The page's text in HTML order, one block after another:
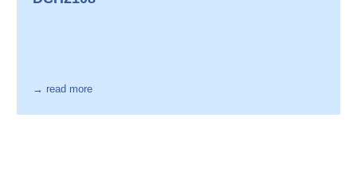
→ read more